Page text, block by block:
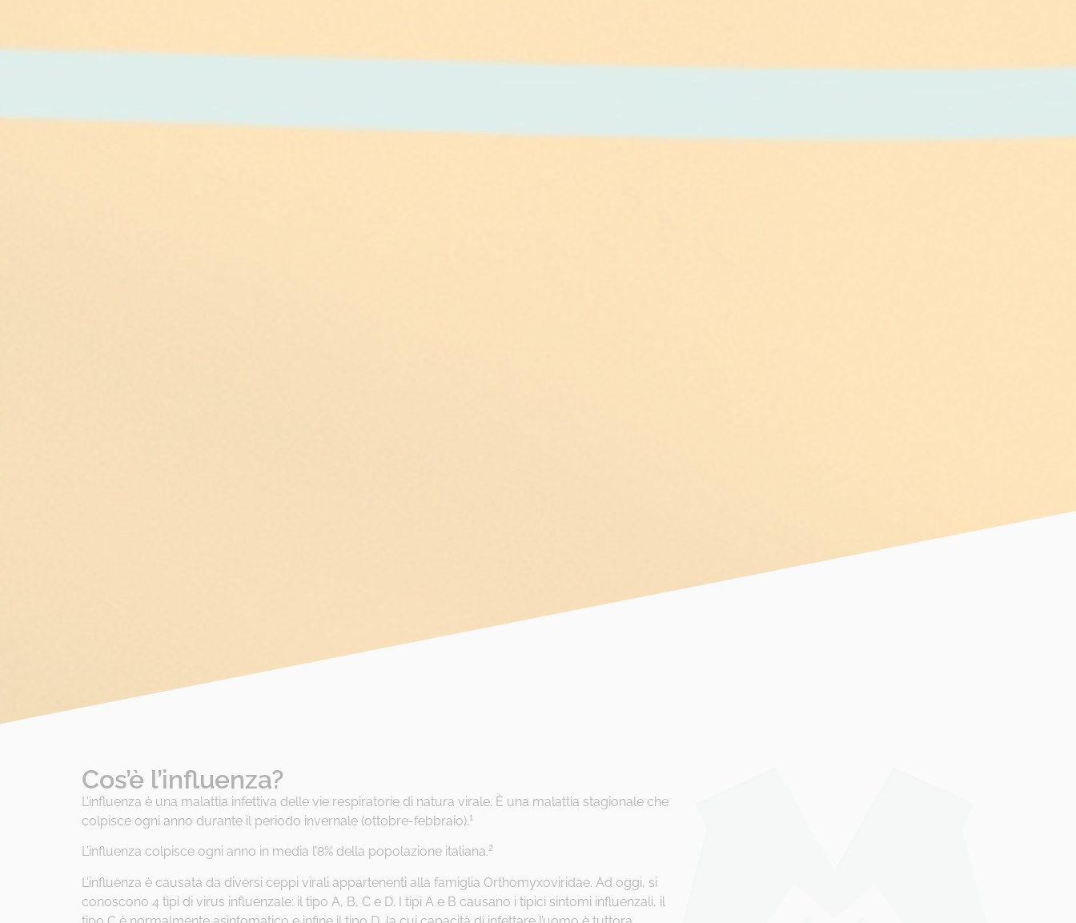
Cos’è l’influenza?
L’influenza è una malattia infettiva delle vie respiratorie di natura virale. È una malattia stagionale che
colpisce ogni anno durante il periodo invernale (ottobre-febbraio).1
L’influenza colpisce ogni anno in media l’8% della popolazione italiana.2
L’influenza è causata da diversi ceppi virali appartenenti alla famiglia Orthomyxoviridae. Ad oggi, si
conoscono 4 tipi di virus influenzale: il tipo A, B, C e D. I tipi A e B causano i tipici sintomi influenzali, il